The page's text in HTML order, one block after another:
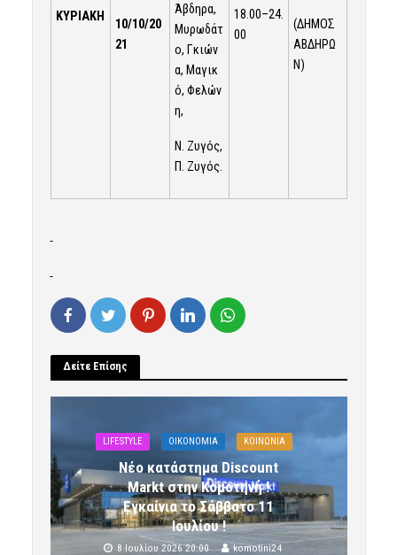
ΚΥΡΙΑΚΗ
10/10/20
21
Άβδηρα,
Μυρωδάτ
ο, Γκιών
α, Μαγικ
ό, Φελών
η,
Ν. Ζυγός,
Π. Ζυγός.
18.00–24.
00
(ΔΗΜΟΣ
ΑΒΔΗΡΩ
Ν)
Δείτε Επίσης
LIFESTYLE OIKONOMIA ΚΟΙΝΩΝΙΑ
Νέο κατάστημα Discount
Markt στην Κομοτηνή !
Εγκαίνια το Σάββατο 11
Ιουλίου !
8 Ιουλίου 2026 20:00 komotini24